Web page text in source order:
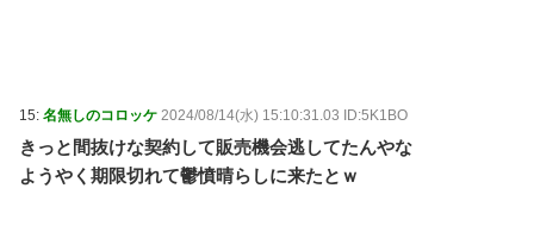
15: 名無しのコロッケ 2024/08/14(水) 15:10:31.03 ID:5K1BO
きっと間抜けな契約して販売機会逃してたんやな
ようやく期限切れて鬱憤晴らしに来たとｗ